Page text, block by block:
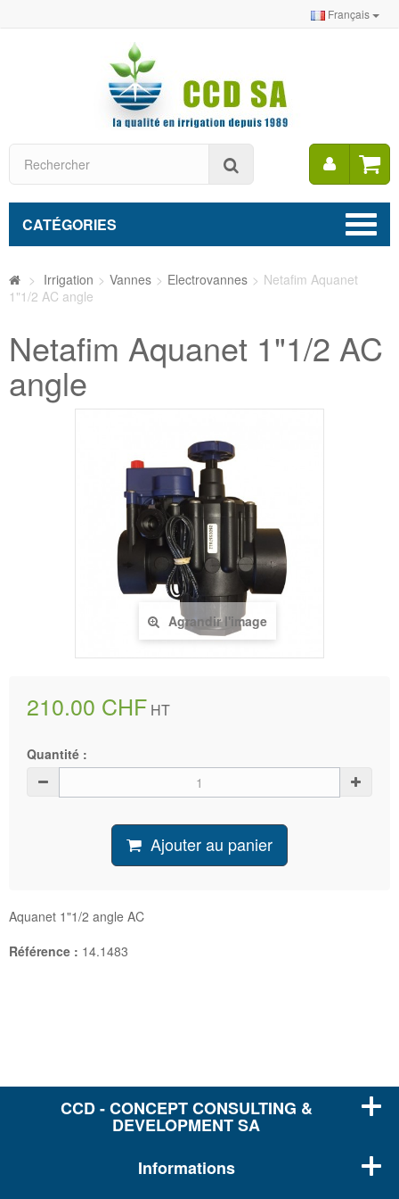
Français
Mon
CATÉGORIES
> Irrigation > Vannes > Electrovannes > Netafim Aquanet
1"1/2 AC angle
Netafim Aquanet 1"1/2 AC
angle
Agrandir l'image
210.00 CHF HT
Quantité :
Ajouter au panier
Aquanet 1"1/2 angle AC
Référence : 14.1483
CCD - CONCEPT CONSULTING &
DEVELOPMENT SA
Informations